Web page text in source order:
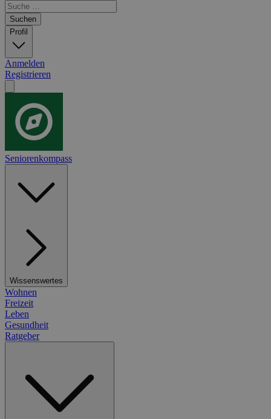
Suchen
Profil
Anmelden
Registrieren
Seniorenkompass
Wissenswertes
Wohnen
Freizeit
Leben
Gesundheit
Ratgeber